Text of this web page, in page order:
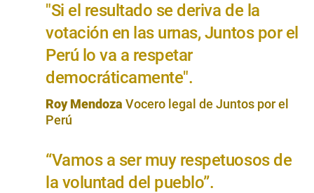
"Si el resultado se deriva de la
votación en las urnas, Juntos por el
Perú lo va a respetar
democráticamente".
Roy Mendoza Vocero legal de Juntos por el
Perú
“Vamos a ser muy respetuosos de
la voluntad del pueblo”.